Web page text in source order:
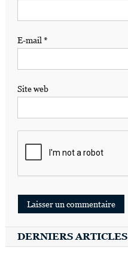
E-mail*
Site web
DERNIERS ARTICLES